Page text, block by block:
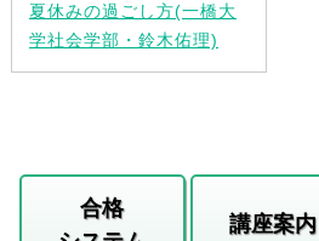
夏休みの過ごし方(一橋大
学社会学部・鈴木佑理)
合格
講座案内